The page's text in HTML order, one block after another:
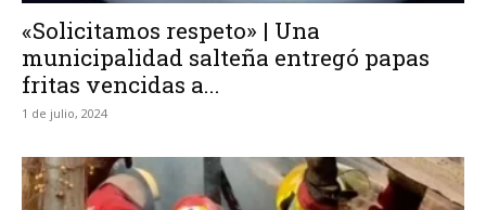
«Solicitamos respeto» | Una
municipalidad salteña entregó papas
fritas vencidas a...
1 de julio, 2024